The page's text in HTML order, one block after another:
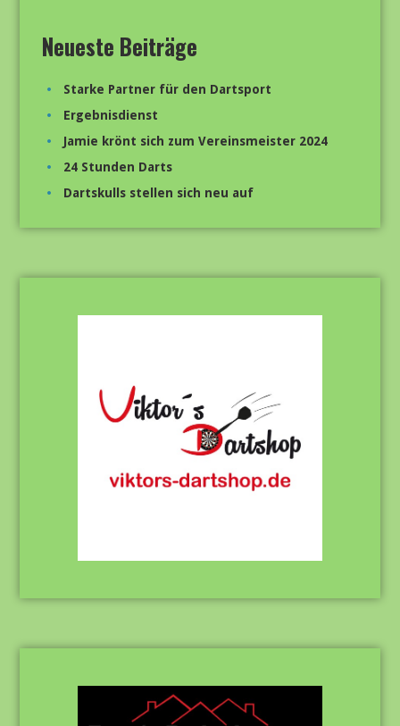
Neueste Beiträge
Starke Partner für den Dartsport
Ergebnisdienst
Jamie krönt sich zum Vereinsmeister 2024
24 Stunden Darts
Dartskulls stellen sich neu auf